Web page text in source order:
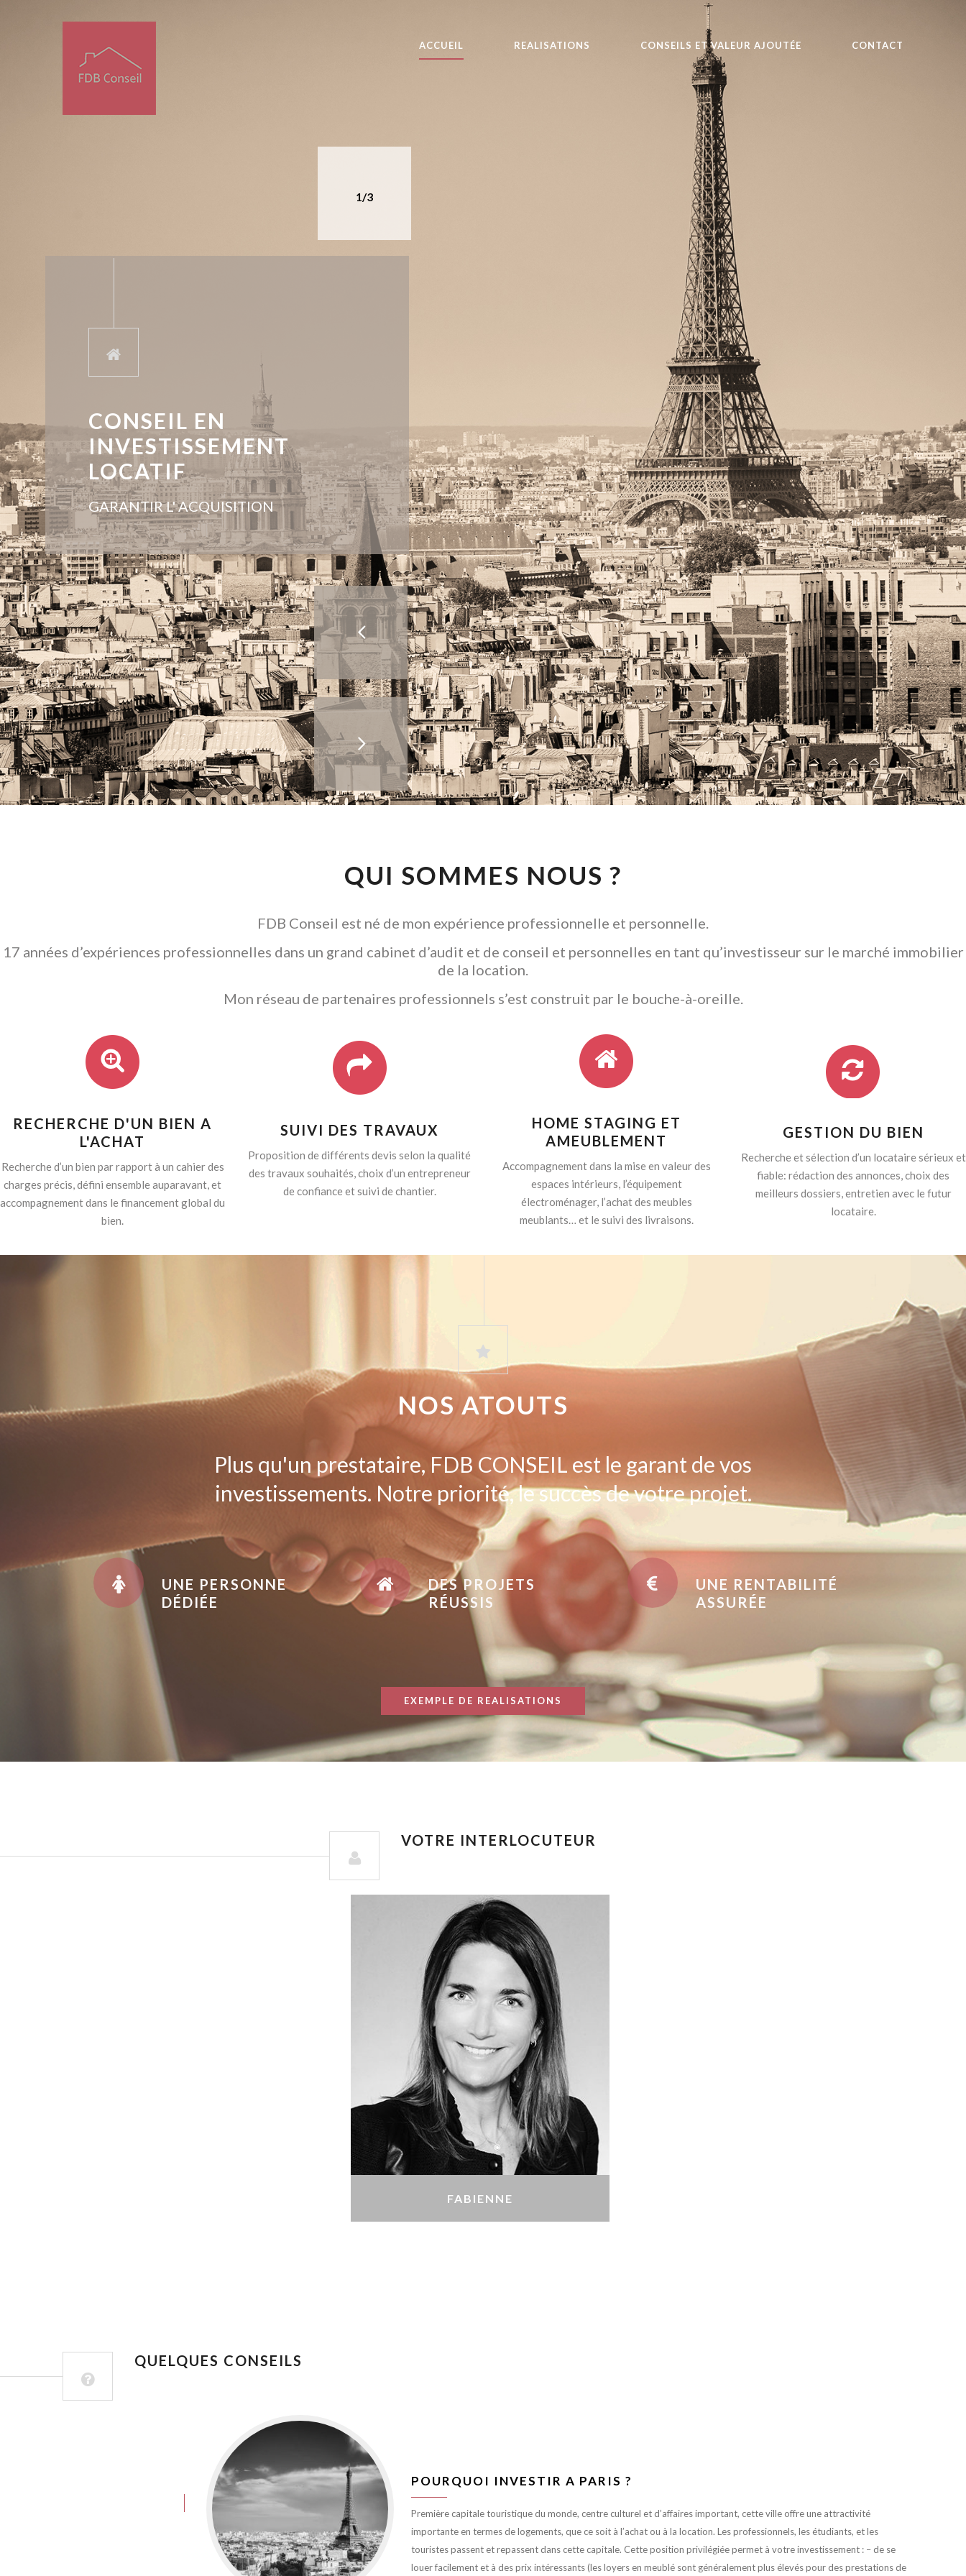
ACCUEIL REALISATIONS CONSEILS ET VALEUR AJOUTÉE CONTACT
CONSEIL EN
INVESTISSEMENT
LOCATIF
GARANTIR L' ACQUISITION
1/3
QUI SOMMES NOUS ?
FDB Conseil est né de mon expérience professionnelle et personnelle.
17 années d’expériences professionnelles dans un grand cabinet d’audit et de conseil et personnelles en tant qu’investisseur sur le marché immobilier
de la location.
Mon réseau de partenaires professionnels s’est construit par le bouche-à-oreille.
RECHERCHE D'UN BIEN A
L'ACHAT
Recherche d’un bien par rapport à un cahier des
charges précis, défini ensemble auparavant, et
accompagnement dans le financement global du
bien.
SUIVI DES TRAVAUX
Proposition de différents devis selon la qualité
des travaux souhaités, choix d’un entrepreneur
de confiance et suivi de chantier.
HOME STAGING ET
AMEUBLEMENT
Accompagnement dans la mise en valeur des
espaces intérieurs, l’équipement
électroménager, l’achat des meubles
meublants… et le suivi des livraisons.
GESTION DU BIEN
Recherche et sélection d’un locataire sérieux et
fiable: rédaction des annonces, choix des
meilleurs dossiers, entretien avec le futur
locataire.
NOS ATOUTS
Plus qu'un prestataire, FDB CONSEIL est le garant de vos
investissements. Notre priorité, le succès de votre projet.
UNE PERSONNE
DÉDIÉE
DES PROJETS
RÉUSSIS
UNE RENTABILITÉ
ASSURÉE
EXEMPLE DE REALISATIONS
VOTRE INTERLOCUTEUR
FABIENNE
QUELQUES CONSEILS
POURQUOI INVESTIR A PARIS ?
Première capitale touristique du monde, centre culturel et d’affaires important, cette ville offre une attractivité
importante en termes de logements, que ce soit à l’achat ou à la location. Les professionnels, les étudiants, et les
touristes passent et repassent dans cette capitale. Cette position privilégiée permet à votre investissement : – de se
louer facilement et à des prix intéressants (les loyers en meublé sont généralement plus élevés pour des prestations de